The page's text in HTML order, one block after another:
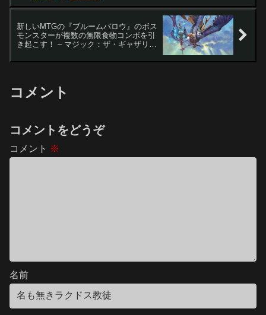
新しいMTGの『ブルームバロウ』のボス
モンスターが複数の無限食物コンボを引
き起こす！ – マジック：ザ・ギャザリン
コメント
コメントをどうぞ
コメント ※
名前